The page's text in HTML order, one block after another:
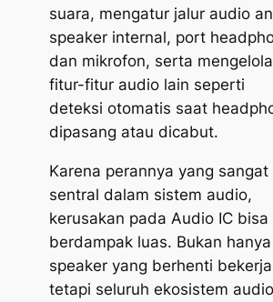
suara, mengatur jalur audio
speaker internal, port
dan mikrofon, serta mengelola
fitur-fitur audio lain seperti
deteksi otomatis saat
dipasang atau dicabut.
Karena perannya yang sangat
sentral dalam sistem audio,
kerusakan pada Audio IC bisa
berdampak luas. Bukan hanya
speaker yang berhenti
tetapi seluruh ekosistem audio